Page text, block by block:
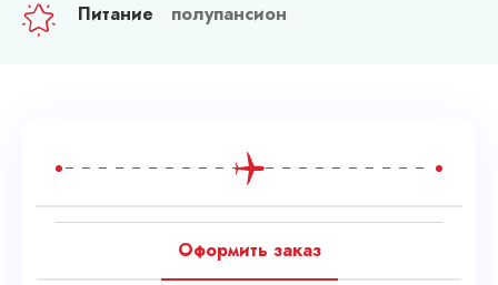
Питание
полупансион
Оформить заказ